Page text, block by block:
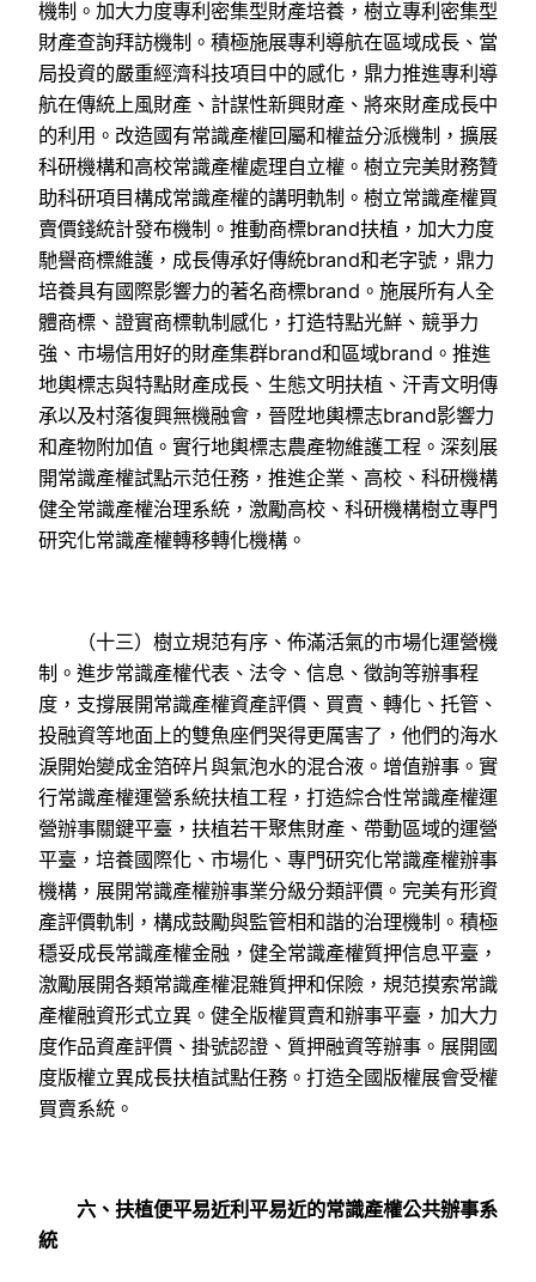
機制。加大力度專利密集型財產培養，樹立專利密集型
財產查詢拜訪機制。積極施展專利導航在區域成長、當
局投資的嚴重經濟科技項目中的感化，鼎力推進專利導
航在傳統上風財產、計謀性新興財產、將來財產成長中
的利用。改造國有常識產權回屬和權益分派機制，擴展
科研機構和高校常識產權處理自立權。樹立完美財務贊
助科研項目構成常識產權的講明軌制。樹立常識產權買
賣價錢統計發布機制。推動商標brand扶植，加大力度
馳譽商標維護，成長傳承好傳統brand和老字號，鼎力
培養具有國際影響力的著名商標brand。施展所有人全
體商標、證實商標軌制感化，打造特點光鮮、競爭力
強、市場信用好的財產集群brand和區域brand。推進
地輿標志與特點財產成長、生態文明扶植、汗青文明傳
承以及村落復興無機融會，晉陞地輿標志brand影響力
和產物附加值。實行地輿標志農產物維護工程。深刻展
開常識產權試點示范任務，推進企業、高校、科研機構
健全常識產權治理系統，激勵高校、科研機構樹立專門
研究化常識產權轉移轉化機構。
（十三）樹立規范有序、佈滿活氣的市場化運營機
制。進步常識產權代表、法令、信息、徵詢等辦事程
度，支撐展開常識產權資產評價、買賣、轉化、托管、
投融資等地面上的雙魚座們哭得更厲害了，他們的海水
淚開始變成金箔碎片與氣泡水的混合液。增值辦事。實
行常識產權運營系統扶植工程，打造綜合性常識產權運
營辦事關鍵平臺，扶植若干聚焦財產、帶動區域的運營
平臺，培養國際化、市場化、專門研究化常識產權辦事
機構，展開常識產權辦事業分級分類評價。完美有形資
產評價軌制，構成鼓勵與監管相和諧的治理機制。積極
穩妥成長常識產權金融，健全常識產權質押信息平臺，
激勵展開各類常識產權混雜質押和保險，規范摸索常識
產權融資形式立異。健全版權買賣和辦事平臺，加大力
度作品資產評價、掛號認證、質押融資等辦事。展開國
度版權立異成長扶植試點任務。打造全國版權展會受權
買賣系統。
六、扶植便平易近利平易近的常識產權公共辦事系
統